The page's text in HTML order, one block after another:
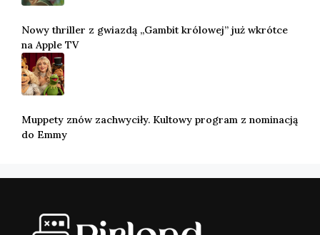
Nowy thriller z gwiazdą „Gambit królowej” już wkrótce
na Apple TV
Muppety znów zachwyciły. Kultowy program z nominacją
do Emmy